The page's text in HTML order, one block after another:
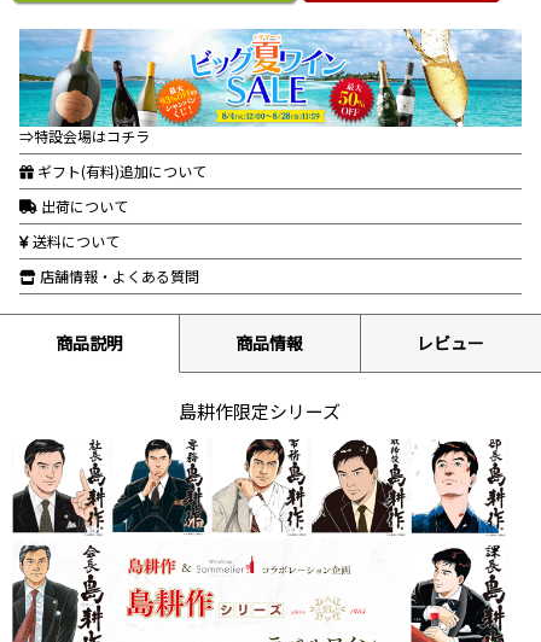
⇒特設会場はコチラ
ギフト(有料)追加について
出荷について
送料について
店舗情報・よくある質問
商品説明 商品情報 レビュー
島耕作限定シリーズ